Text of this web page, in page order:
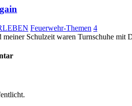
Feuerwehr-Themen 4
Schulzeit waren Turnschuhe mit